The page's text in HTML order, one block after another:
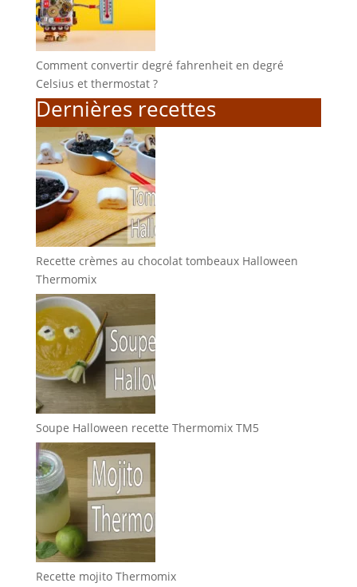
Comment convertir degré fahrenheit en degré
Celsius et thermostat ?
Dernières recettes
Recette crèmes au chocolat tombeaux Halloween
Thermomix
Soupe Halloween recette Thermomix TM5
Recette mojito Thermomix